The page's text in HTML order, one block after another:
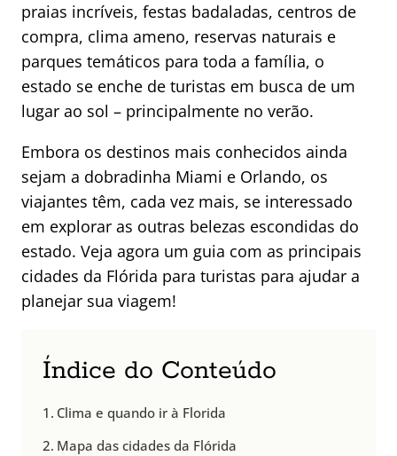
praias incríveis, festas badaladas, centros de
compra, clima ameno, reservas naturais e
parques temáticos para toda a família, o
estado se enche de turistas em busca de um
lugar ao sol – principalmente no verão.
Embora os destinos mais conhecidos ainda
sejam a dobradinha Miami e Orlando, os
viajantes têm, cada vez mais, se interessado
em explorar as outras belezas escondidas do
estado. Veja agora um guia com as principais
cidades da Flórida para turistas para ajudar a
planejar sua viagem!
Índice do Conteúdo
Clima e quando ir à Florida
Mapa das cidades da Flórida